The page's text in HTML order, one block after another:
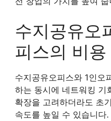
수지공유오
피스의 비
수지공유오피스와 1인오
하는 동시에 네트워킹 기
확장을 고려하더라도 초
속도를 높일 수 있습니다